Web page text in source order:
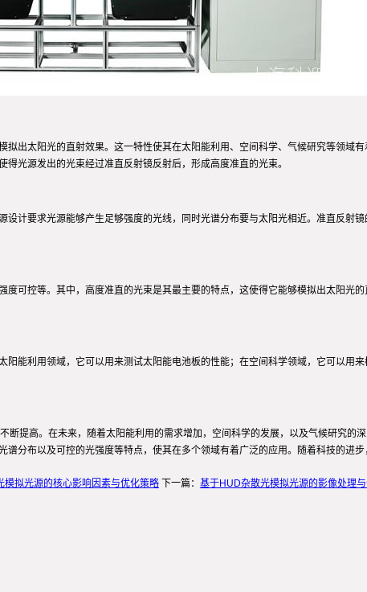
出太阳光的直射效果。这一特性使其在太阳能利用、空间科学、气候研究等领域有
光源发出的光束经过准直反射镜反射后，形成高度准直的光束。
计要求光源能够产生足够强度的光线，同时光谱分布要与太阳光相近。准直反射
可控等。其中，高度准直的光束是其最主要的特点，这使得它能够模拟出太阳光
能利用领域，它可以用来测试太阳能电池板的性能；在空间科学领域，它可以用
提高。在未来，随着太阳能利用的需求增加，空间科学的发展，以及气候研究的
分布以及可控的光强度等特点，使其在多个领域有着广泛的应用。随着科技的进步
模拟光源的核心影响因素与优化策略下一篇： 基于HUD杂散光模拟光源的影像处理